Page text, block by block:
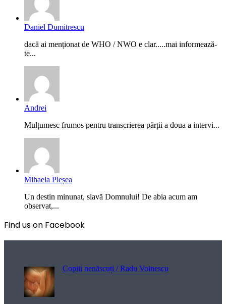
Daniel Dumitrescu
dacă ai menționat de WHO / NWO e clar.....mai informează-
te...
Andrei
Mulțumesc frumos pentru transcrierea părții a doua a intervi...
Mihaela Pleșea
Un destin minunat, slavă Domnului! De abia acum am
observat,...
Find us on Facebook
Copiii nenăscuți / Radu Voinescu